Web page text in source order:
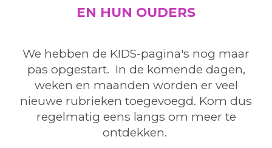
EN HUN OUDERS
We hebben de KIDS-pagina's nog maar
pas opgestart. In de komende dagen,
weken en maanden worden er veel
nieuwe rubrieken toegevoegd. Kom dus
regelmatig eens langs om meer te
ontdekken.